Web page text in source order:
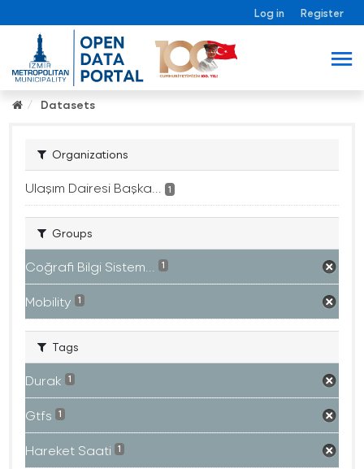
Log in Register
Datasets
Organizations
Ulaşım Dairesi Başka... 1
Groups
Coğrafi Bilgi Sistem... 1
Mobility 1
Tags
Durak 1
Gtfs 1
Hareket Saati 1